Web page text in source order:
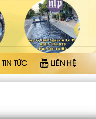
TIN TỨC LIÊN HỆ